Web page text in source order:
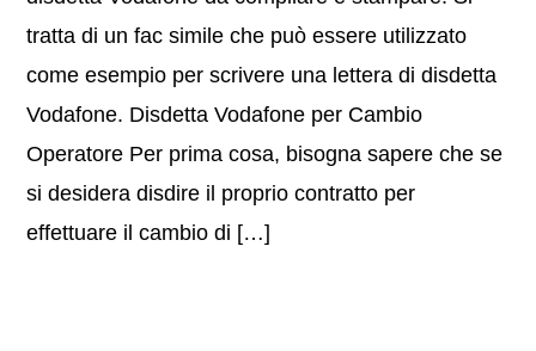
tratta di un fac simile che può essere utilizzato
come esempio per scrivere una lettera di disdetta
Vodafone. Disdetta Vodafone per Cambio
Operatore Per prima cosa, bisogna sapere che se
si desidera disdire il proprio contratto per
effettuare il cambio di […]